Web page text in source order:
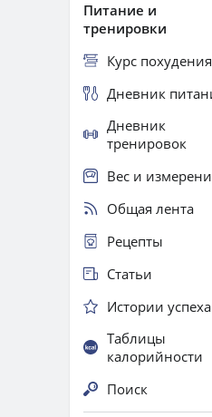
Питание и
тренировки
Курс похудения
Дневник
Дневник
тренировок
Вес и
Общая лента
Рецепты
Статьи
Истории успеха
Таблицы
калорийности
Поиск